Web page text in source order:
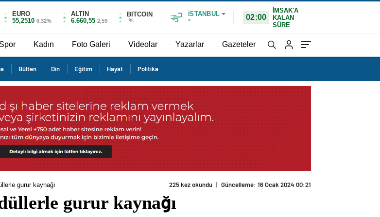
EURO
55,2510 0.32%
ALTIN
6.660,55 2,59
BITCOIN
%
İSTANBUL
°
02:00
İMSAK'A
KALAN
SÜRE
Spor Kadın Foto Galeri Videolar Yazarlar Gazeteler
Bülten Din Eğitim Hayat Politika
gurur kaynağı 225 kez okundu | Güncelleme: 16 Ocak 2024 00:21
gurur kaynağı